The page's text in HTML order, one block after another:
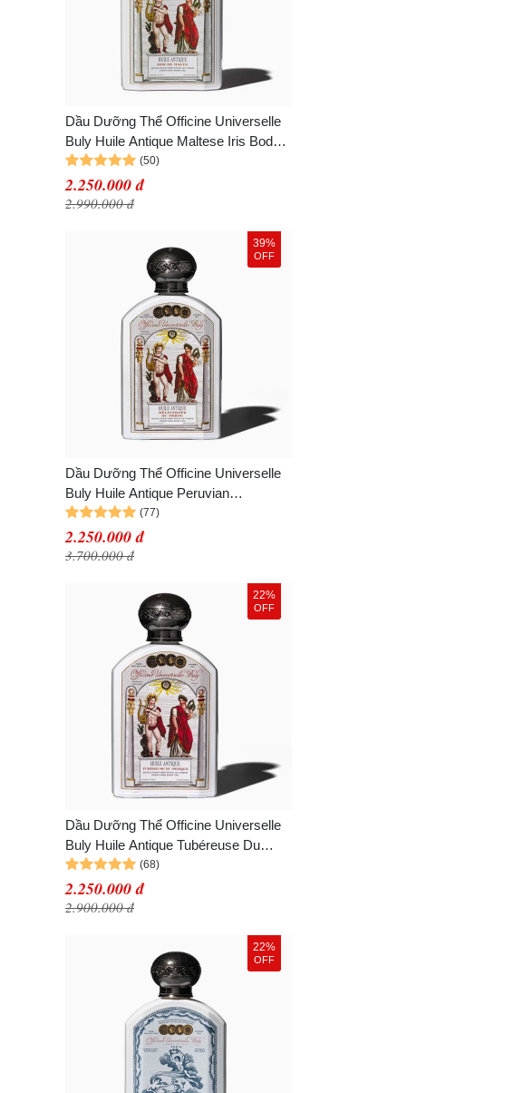
Dầu Dưỡng Thể Officine Universelle
Buly Huile Antique Maltese Iris Body
Oil 190ml
2.250.000 đ
2.990.000 đ
39%
OFF
Dầu Dưỡng Thể Officine Universelle
Buly Huile Antique Peruvian
Heliotrope 190ml
2.250.000 đ
3.700.000 đ
22%
OFF
Dầu Dưỡng Thể Officine Universelle
Buly Huile Antique Tubéreuse Du
Mexique 190ml
2.250.000 đ
2.900.000 đ
22%
OFF